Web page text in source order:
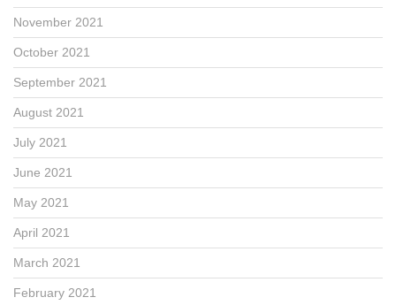
November 2021
October 2021
September 2021
August 2021
July 2021
June 2021
May 2021
April 2021
March 2021
February 2021